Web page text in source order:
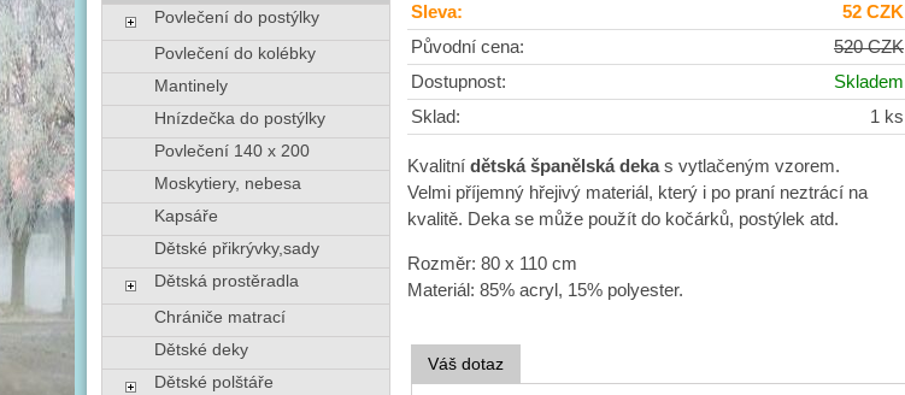
Sleva:
52 CZK
Původní cena:
520 CZK
Dostupnost:
Skladem
Sklad:
1 ks
Kvalitní dětská španělská dekas vytlačeným vzorem.
Velmi příjemný hřejivý materiál, který i po praní neztrácí na
kvalitě. Deka se může použít do kočárků, postýlek atd.
Rozměr: 80 x 110 cm
Materiál: 85% acryl, 15% polyester.
Váš dotaz
Povlečení do postýlky
Povlečení do kolébky
Mantinely
Hnízdečka do postýlky
Povlečení 140 x 200
Moskytiery, nebesa
Kapsáře
Dětské přikrývky,sady
Dětská prostěradla
Chrániče matrací
Dětské deky
Dětské polštáře